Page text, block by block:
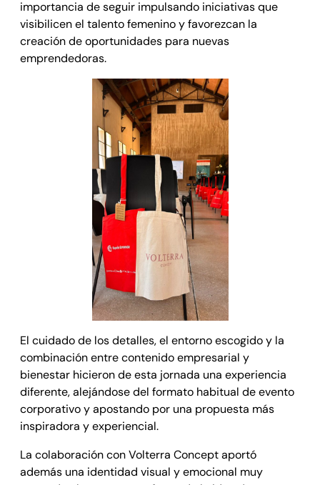
importancia de seguir impulsando iniciativas que
visibilicen el talento femenino y favorezcan la
creación de oportunidades para nuevas
emprendedoras.
El cuidado de los detalles, el entorno escogido y la
combinación entre contenido empresarial y
bienestar hicieron de esta jornada una experiencia
diferente, alejándose del formato habitual de evento
corporativo y apostando por una propuesta más
inspiradora y experiencial.
La colaboración con Volterra Concept aportó
además una identidad visual y emocional muy